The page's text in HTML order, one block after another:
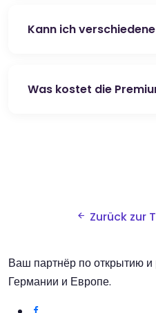
Kann ich
Was kostet die
Zurück zur
Ваш партнёр по открытию
Германии и Европе.